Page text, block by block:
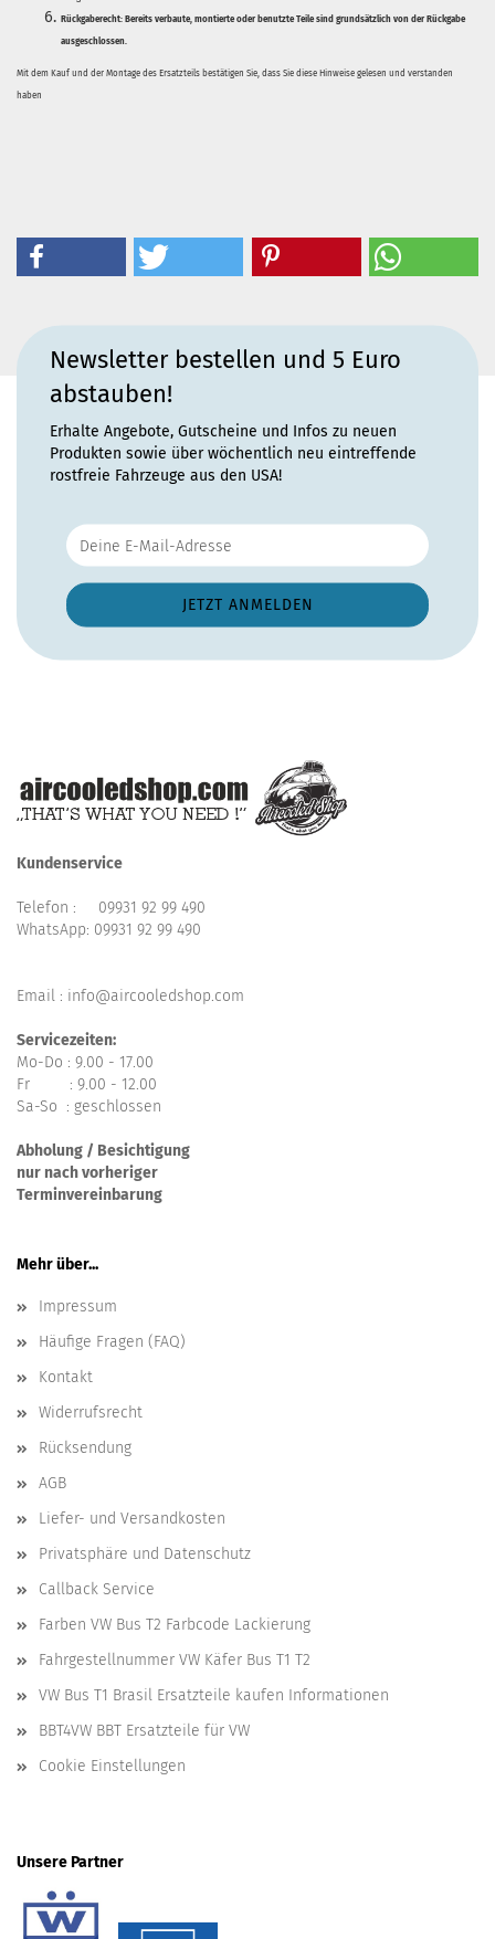
Rückgaberecht: Bereits verbaute, montierte oder benutzte Teile sind grundsätzlich von der Rückgabe
ausgeschlossen.
Mit dem Kauf und der Montage des Ersatzteils bestätigen Sie, dass Sie diese Hinweise gelesen und verstanden
haben
Newsletter bestellen und 5 Euro
abstauben!
Erhalte Angebote, Gutscheine und Infos zu neuen
Produkten sowie über wöchentlich neu eintreffende
rostfreie Fahrzeuge aus den USA!
Kundenservice
Telefon : 09931 92 99 490
WhatsApp: 09931 92 99 490
Email : info@aircooledshop.com
Servicezeiten:
Mo-Do : 9.00 - 17.00
Fr : 9.00 - 12.00
Sa-So : geschlossen
Abholung / Besichtigung
nur nach vorheriger
Terminvereinbarung
Mehr über...
Impressum
Häufige Fragen (FAQ)
Kontakt
Widerrufsrecht
Rücksendung
AGB
Liefer- und Versandkosten
Privatsphäre und Datenschutz
Callback Service
Farben VW Bus T2 Farbcode Lackierung
Fahrgestellnummer VW Käfer Bus T1 T2
VW Bus T1 Brasil Ersatzteile kaufen Informationen
BBT4VW BBT Ersatzteile für VW
Cookie Einstellungen
Unsere Partner